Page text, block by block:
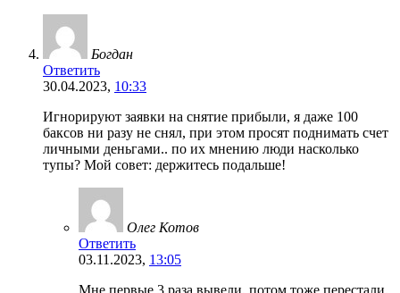
Богдан
Ответить
30.04.2023, 10:33
Игнорируют заявки на снятие прибыли, я даже 100
баксов ни разу не снял, при этом просят поднимать счет
личными деньгами.. по их мнению люди насколько
тупы? Мой совет: держитесь подальше!
Олег Котов
Ответить
03.11.2023, 13:05
Мне первые 3 раза вывели, потом тоже перестали.